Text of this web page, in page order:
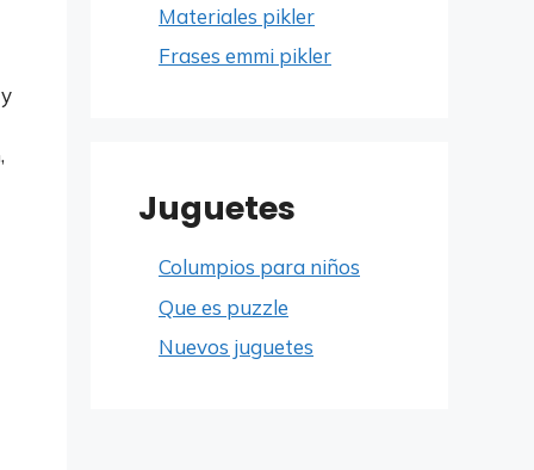
Materiales pikler
Frases emmi pikler
Juguetes
Columpios para niños
Que es puzzle
Nuevos juguetes